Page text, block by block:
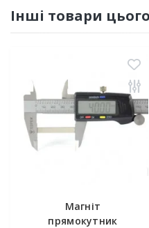
Інші товари
Магніт
прямокутник